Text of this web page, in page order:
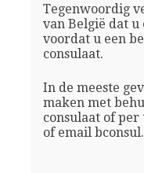
Tegenwoordig
van België dat
voordat u een
consulaat.
In de meeste
maken met
consulaat of per
of email